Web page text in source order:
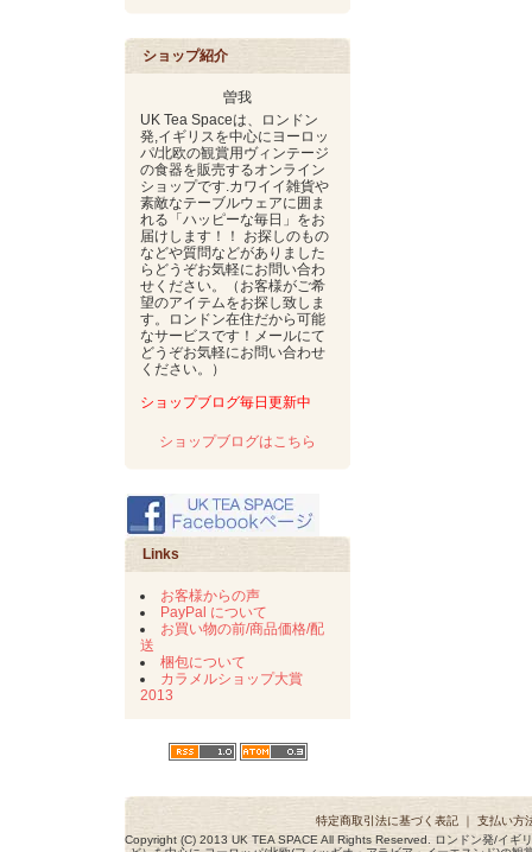
ショップ紹介
曽我
UK Tea Spaceは、ロンドン
発,イギリスを中心にヨーロッ
パ/北欧の観賞用ヴィンテージ
の食器を販売するオンライン
ショップです.カワイイ雑貨や
素敵なテーブルウェアに囲ま
れる「ハッピーな毎日」をお
届けします！！ お探しのもの
などや質問などがありました
らどうぞお気軽にお問い合わ
せください。（お客様がご希
望のアイテムをお探し致しま
す。ロンドン在住だから可能
なサービスです！メールにて
どうぞお気軽にお問い合わせ
ください。）
ショップブログ毎日更新中
ショップブログはこちら
Links
お客様からの声
PayPal について
お買い物の前/商品価格/配
送
梱包について
カラメルショップ大賞
2013
特定商取引法に基づく表記 ｜ 支払い方
Copyright (C) 2013 UK TEA SPACE All Rights Reserved. ロンドン発/イギ